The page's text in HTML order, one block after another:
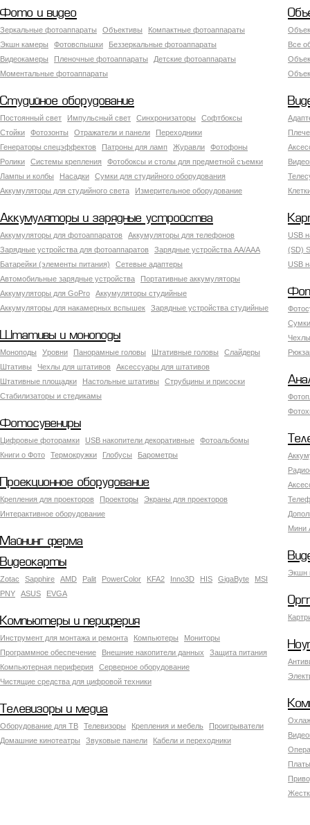
Фото и видео
Зеркальные фотоаппараты Объективы
Компактные фотоаппараты
Экшн камеры
Фотовспышки
Беззеркальные фотоаппараты
Видеокамеры
Пленочные фотоаппараты
Детские фотоаппараты
Моментальные фотоаппараты
Все
Студийное оборудование
Постоянный свет Импульсный свет Синхронизаторы
Софтбоксы
Стойки
Фотозонты Отражатели и панели
Переходники
Генераторы спецэффектов
Патроны для ламп Журавли
Фотофоны
Ролики
Системы крепления
Фотобоксы и столы для предметной съемки
Лампы и колбы
Насадки
Сумки для студийного оборудования
Аккумуляторы для студийного света
Измерительное оборудование
Аккумуляторы и зарядные устройства
Аккумуляторы для фотоаппаратов
Аккумуляторы для телефонов
Зарядные устройства для фотоаппаратов
Зарядные устройства AA/AAA
Батарейки (элементы питания)
Сетевые адаптеры
Автомобильные зарядные устройства
Портативные аккумуляторы
Аккумуляторы для GoPro
Аккумуляторы студийные
Аккумуляторы для накамерных вспышек
Зарядные устройства студийные
USB
(SD)
USB
Штативы и моноподы
Моноподы Уровни Панорамные головы Штативные головы
Слайдеры
Штативы
Чехлы для штативов
Аксессуары для штативов
Штативные площадки
Настольные штативы
Струбцины и присоски
Стабилизаторы и стедикамы
Фотосувениры
Цифровые фоторамки USB накопители декоративные
Фотоальбомы
Книги о Фото
Термокружки Глобусы Барометры
Мини
Проекционное оборудование
Крепления для проекторов Проекторы
Экраны для проекторов
Интерактивное оборудование
Майнинг ферма
Экшн
Видеокарты
Zotac Sapphire AMD Palit PowerColor KFA2 Inno3D HIS GigaByte
MSI
PNY
ASUS EVGA
Компьютеры и периферия
Инструмент для монтажа и ремонта Компьютеры
Мониторы
Программное обеспечение
Внешние накопители данных
Защита питания
Компьютерная периферия
Серверное оборудование
Чистящие средства для цифровой техники
Телевизоры и медиа
Оборудование для ТВ Телевизоры Крепления и мебель
Проигрыватели
Домашние кинотеатры
Звуковые панели Кабели и переходники